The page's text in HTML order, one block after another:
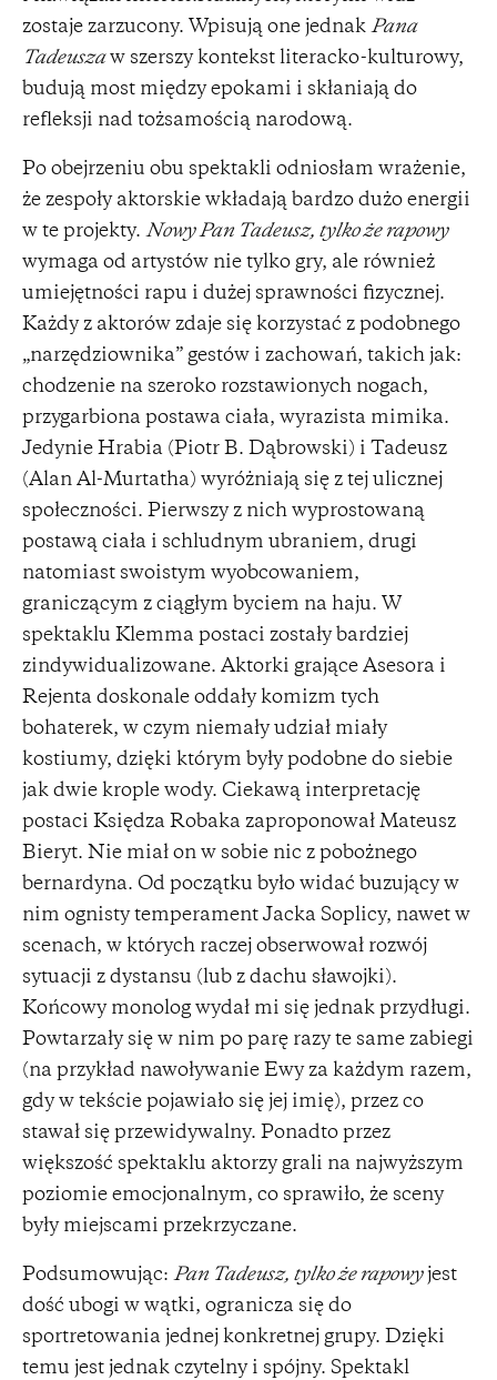
zostaje zarzucony. Wpisują one jednak Pana
Tadeuszaw szerszy kontekst literacko-kulturowy,
budują most między epokami i skłaniają do
refleksji nad tożsamością narodową.
Po obejrzeniu obu spektakli odniosłam wrażenie,
że zespoły aktorskie wkładają bardzo dużo energii
w te projekty. Nowy Pan Tadeusz, tylko że rapowy
wymaga od artystów nie tylko gry, ale również
umiejętności rapu i dużej sprawności fizycznej.
Każdy z aktorów zdaje się korzystać z podobnego
„narzędziownika” gestów i zachowań, takich jak:
chodzenie na szeroko rozstawionych nogach,
przygarbiona postawa ciała, wyrazista mimika.
Jedynie Hrabia (Piotr B. Dąbrowski) i Tadeusz
(Alan Al-Murtatha) wyróżniają się z tej ulicznej
społeczności. Pierwszy z nich wyprostowaną
postawą ciała i schludnym ubraniem, drugi
natomiast swoistym wyobcowaniem,
graniczącym z ciągłym byciem na haju. W
spektaklu Klemma postaci zostały bardziej
zindywidualizowane. Aktorki grające Asesora i
Rejenta doskonale oddały komizm tych
bohaterek, w czym niemały udział miały
kostiumy, dzięki którym były podobne do siebie
jak dwie krople wody. Ciekawą interpretację
postaci Księdza Robaka zaproponował Mateusz
Bieryt. Nie miał on w sobie nic z pobożnego
bernardyna. Od początku było widać buzujący w
nim ognisty temperament Jacka Soplicy, nawet w
scenach, w których raczej obserwował rozwój
sytuacji z dystansu (lub z dachu sławojki).
Końcowy monolog wydał mi się jednak przydługi.
Powtarzały się w nim po parę razy te same zabiegi
(na przykład nawoływanie Ewy za każdym razem,
gdy w tekście pojawiało się jej imię), przez co
stawał się przewidywalny. Ponadto przez
większość spektaklu aktorzy grali na najwyższym
poziomie emocjonalnym, co sprawiło, że sceny
były miejscami przekrzyczane.
Podsumowując: Pan Tadeusz, tylko że rapowyjest
dość ubogi w wątki, ogranicza się do
sportretowania jednej konkretnej grupy. Dzięki
temu jest jednak czytelny i spójny. Spektakl